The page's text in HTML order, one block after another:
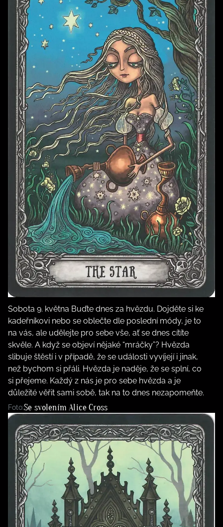
Sobota 9. května Buďte dnes za hvězdu. Dojděte si ke
kadeřníkovi nebo se oblečte dle poslední módy, je to
na vás, ale udělejte pro sebe vše, ať se dnes cítíte
skvěle. A když se objeví nějaké “mráčky”? Hvězda
slibuje štěstí i v případě, že se události vyvíjejí i jinak,
než bychom si přáli. Hvězda je naděje, že se splní, co
si přejeme. Každý z nás je pro sebe hvězda a je
důležité věřit sami sobě, tak na to dnes nezapomeňte.
Foto:Se svolením Alice Cross